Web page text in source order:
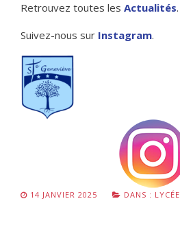
Retrouvez toutes les Actualités.
Suivez-nous sur Instagram.
14 JANVIER 2025 DANS : LYCÉE